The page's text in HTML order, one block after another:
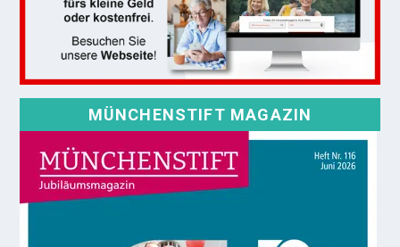
MÜNCHENSTIFT MAGAZIN